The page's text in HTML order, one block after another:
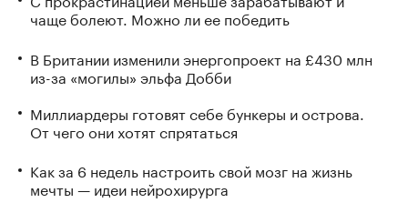
чаще болеют. Можно ли ее победить
В Британии изменили энергопроект на £430 млн
из-за «могилы» эльфа Добби
Миллиардеры готовят себе бункеры и острова.
От чего они хотят спрятаться
Как за 6 недель настроить свой мозг на жизнь
мечты — идеи нейрохирурга